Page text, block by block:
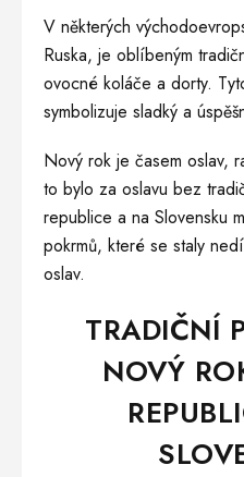
V některých
Ruska, je oblíbeným
ovocné koláče a dorty.
symbolizuje sladký a
Nový rok je časem oslav,
to bylo za oslavu bez
republice a na Slovensku
pokrmů, které se staly
oslav.
TRADIČNÍ
NOVÝ